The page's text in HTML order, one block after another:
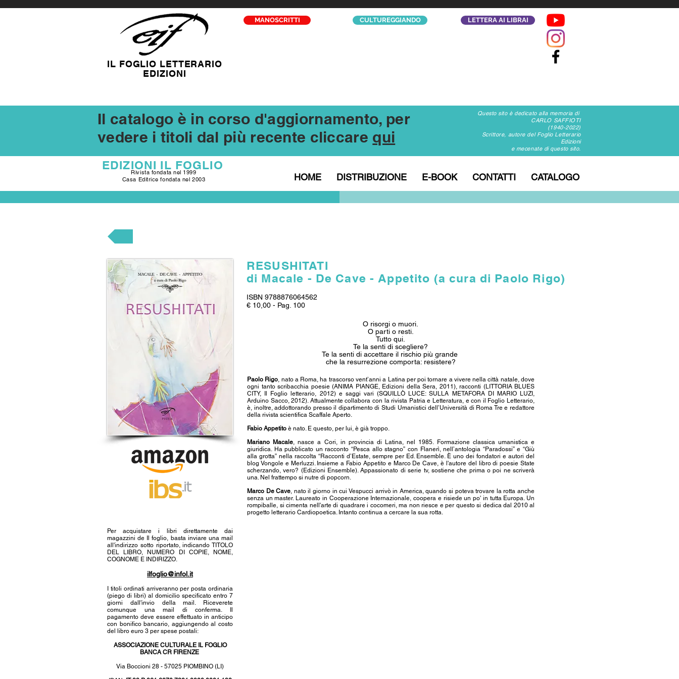
IL FOGLIO LETTERARIO
EDIZIONI
MANOSCRITTI CULTUREGGIANDO LETTERA AI LIBRAI
Il catalogo è in corso d'aggiornamento, per
vedere i titoli dal più recente cliccare qui
Questo sito è dedicato alla memoria di
CARLO SAFFIOTI
(1940-2022)
Scrittore, autore del Foglio Letterario
Edizioni
e mecenate di questo sito.
Rivista fondata nel 1999
Casa Editrice fondata nel 2003
HOME DISTRIBUZIONE E-BOOK CONTATTI CATALOGO
EDIZIONI IL FOGLIO
Per acquistare i libri direttamente dai
magazzini de Il foglio, basta inviare una mail
all'indirizzo sotto riportato, indicando TITOLO
DEL LIBRO, NUMERO DI COPIE, NOME,
COGNOME E INDIRIZZO.
ilfoglio@infol.it
I titoli ordinati arriveranno per posta ordinaria
(piego di libri) al domicilio specificato entro 7
giorni dall'invio della mail. Riceverete
comunque una mail di conferma. Il
pagamento deve essere effettuato in anticipo
con bonifico bancario, aggiungendo al costo
del libro euro 3 per spese postali:
ASSOCIAZIONE CULTURALE IL FOGLIO
BANCA CR FIRENZE
Via Boccioni 28 - 57025 PIOMBINO (LI)
RESUSHITATI
di Macale - De Cave - Appetito (a cura di Paolo Rigo)
ISBN 9788876064562
€ 10,00 - Pag. 100
O risorgi o muori.
O parti o resti.
Tutto qui.
Te la senti di scegliere?
Te la senti di accettare il rischio più grande
che la resurrezione comporta: resistere?
Paolo Rigo, nato a Roma, ha trascorso vent’anni a Latina per poi tornare a vivere nella città natale, dove
ogni tanto scribacchia poesie (ANIMA PIANGE, Edizioni della Sera, 2011), racconti (LITTORIA BLUES
CITY, Il Foglio letterario, 2012) e saggi vari (SQUILLÒ LUCE: SULLA METAFORA DI MARIO LUZI,
Arduino Sacco, 2012). Attualmente collabora con la rivista Patria e Letteratura, e con il Foglio Letterario,
è, inoltre, addottorando presso il dipartimento di Studi Umanistici dell’Università di Roma Tre e redattore
della rivista scientifica Scaffale Aperto.
Fabio Appetito è nato. E questo, per lui, è già troppo.
Mariano Macale, nasce a Cori, in provincia di Latina, nel 1985. Formazione classica umanistica e
giuridica. Ha pubblicato un racconto “Pesca allo stagno” con Flanerì, nell’antologia “Paradossi” e “Giù
alla grotta” nella raccolta “Racconti d’Estate, sempre per Ed. Ensemble. È uno dei fondatori e autori del
blog Vongole e Merluzzi. Insieme a Fabio Appetito e Marco De Cave, è l'autore del libro di poesie State
scherzando, vero? (Edizioni Ensemble). Appassionato di serie tv, sostiene che prima o poi ne scriverà
una. Nel frattempo si nutre di popcorn.
Marco De Cave, nato il giorno in cui Vespucci arrivò in America, quando si poteva trovare la rotta anche
senza un master. Laureato in Cooperazione Internazionale, coopera e risiede un po' in tutta Europa. Un
rompiballe, si cimenta nell'arte di quadrare i cocomeri, ma non riesce e per questo si dedica dal 2010 al
progetto letterario Cardiopoetica. Intanto continua a cercare la sua rotta.